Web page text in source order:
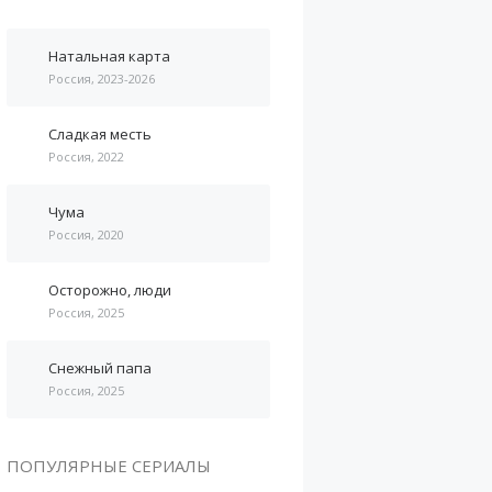
Натальная карта
Россия, 2023-2026
Сладкая месть
Россия, 2022
Чума
Россия, 2020
Осторожно, люди
Россия, 2025
Снежный папа
Россия, 2025
ПОПУЛЯРНЫЕ СЕРИАЛЫ